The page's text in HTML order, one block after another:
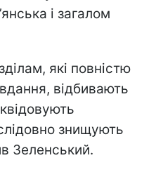
і загалом
які повністю
відбивають
знищують
Зеленський.